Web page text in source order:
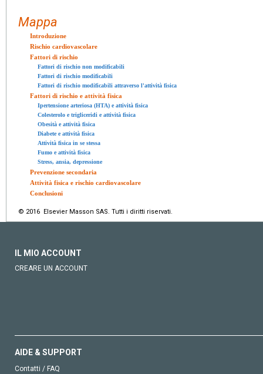
Mappa
Introduzione
Rischio cardiovascolare
Fattori di rischio
Fattori di rischio non modificabili
Fattori di rischio modificabili
Fattori di rischio modificabili attraverso l'attività fisica
Fattori di rischio e attività fisica
Ipertensione arteriosa (HTA) e attività fisica
Colesterolo e trigliceridi e attività fisica
Obesità e attività fisica
Diabete e attività fisica
Attività fisica in se stessa
Fumo e attività fisica
Stress, ansia, depressione
Prevenzione secondaria
Attività fisica e rischio cardiovascolare
Conclusioni
© 2016 Elsevier Masson SAS. Tutti i diritti riservati.
IL MIO ACCOUNT
CREARE UN ACCOUNT
AIDE & SUPPORT
Contatti / FAQ